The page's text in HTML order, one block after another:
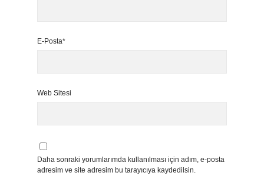
E-Posta*
Web Sitesi
Daha sonraki yorumlarımda kullanılması için adım, e-posta
adresim ve site adresim bu tarayıcıya kaydedilsin.